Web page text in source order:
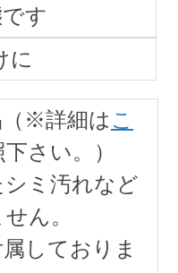
す
に
（※詳細は こ
さい。）
ミ汚れなど
ん。
しておりま